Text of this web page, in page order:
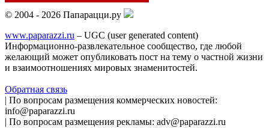
© 2004 - 2026 Папарацци.ру
www.paparazzi.ru – UGC (user generated content)
Информационно-развлекательное сообщество, где любой
желающий может опубликовать пост на тему о частной жизни
и взаимоотношениях мировых знаменитостей.
Обратная связь
| По вопросам размещения коммерческих новостей:
info@paparazzi.ru
| По вопросам размещения рекламы: adv@paparazzi.ru